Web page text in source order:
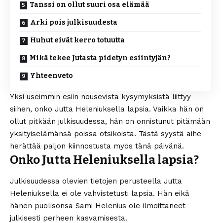
Tanssi on ollut suuri osa elämää
Arki pois julkisuudesta
Huhut eivät kerro totuutta
Mikä tekee Jutasta pidetyn esiintyjän?
Yhteenveto
Yksi useimmin esiin nousevista kysymyksistä liittyy
siihen, onko Jutta Heleniuksella lapsia. Vaikka hän on
ollut pitkään julkisuudessa, hän on onnistunut pitämään
yksityiselämänsä poissa otsikoista. Tästä syystä aihe
herättää paljon kiinnostusta myös tänä päivänä.
Onko Jutta Heleniuksella lapsia?
Julkisuudessa olevien tietojen perusteella Jutta
Heleniuksella ei ole vahvistetusti lapsia. Hän eikä
hänen puolisonsa Sami Helenius ole ilmoittaneet
julkisesti perheen kasvamisesta.